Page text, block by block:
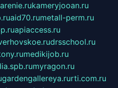
kameryjooan.ru
aid70.rumetall-perm.ru
apiaccess.ru
drsschool.ru
medikijob.ru
myragon.ru
gardengallereya.rurti.com.ru